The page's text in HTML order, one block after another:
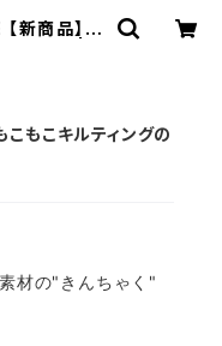
新商品】も
もこキルティングの
材の"きんちゃく"